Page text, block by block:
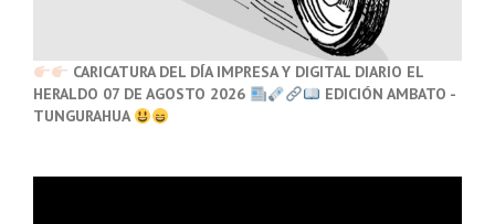
CARICATURA DEL DÍA IMPRESA Y DIGITAL DIARIO EL
HERALDO 07 DE AGOSTO 2026
EDICIÓN AMBATO -
TUNGURAHUA